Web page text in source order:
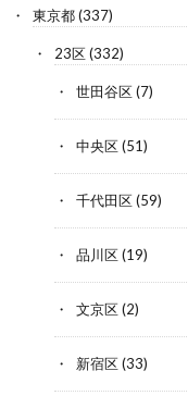
東京都(337)
23区(332)
世田谷区(7)
中央区(51)
千代田区(59)
品川区(19)
文京区(2)
新宿区(33)